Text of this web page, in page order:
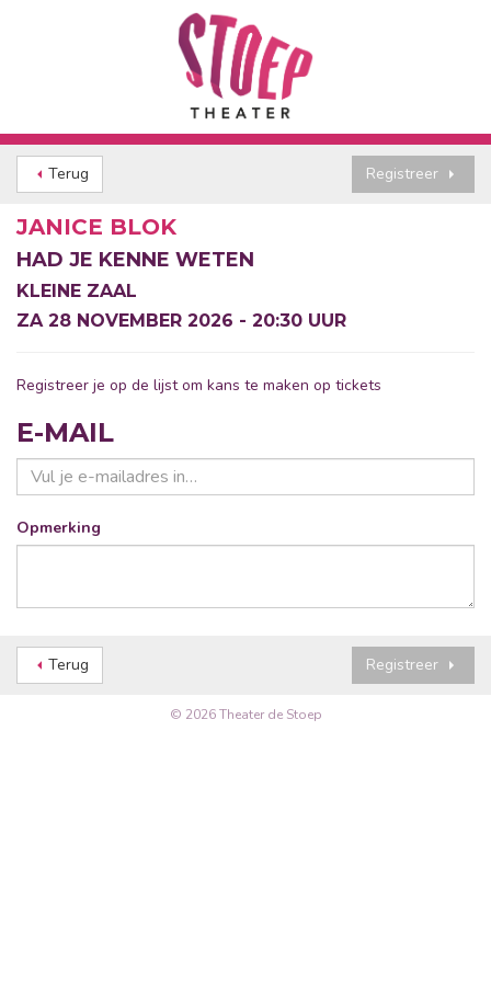
Terug Registreer
JANICE BLOK
HAD JE KENNE WETEN
KLEINE ZAAL
ZA 28 NOVEMBER 2026 - 20:30 UUR
Registreer je op de lijst om kans te maken op tickets
E-MAIL
Opmerking
Terug Registreer
© 2026 Theater de Stoep